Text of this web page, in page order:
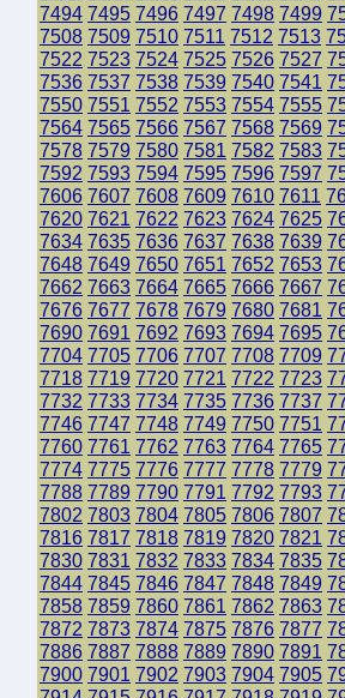
7494 7495 7496 7497 7498 7499
7508 7509 7510 7511 7512 7513
7522 7523 7524 7525 7526 7527
7536 7537 7538 7539 7540 7541
7550 7551 7552 7553 7554 7555
7564 7565 7566 7567 7568 7569
7578 7579 7580 7581 7582 7583
7592 7593 7594 7595 7596 7597
7606 7607 7608 7609 7610 7611
7620 7621 7622 7623 7624 7625
7634 7635 7636 7637 7638 7639
7648 7649 7650 7651 7652 7653
7662 7663 7664 7665 7666 7667
7676 7677 7678 7679 7680 7681
7690 7691 7692 7693 7694 7695
7704 7705 7706 7707 7708 7709
7718 7719 7720 7721 7722 7723
7732 7733 7734 7735 7736 7737
7746 7747 7748 7749 7750 7751
7760 7761 7762 7763 7764 7765
7774 7775 7776 7777 7778 7779
7788 7789 7790 7791 7792 7793
7802 7803 7804 7805 7806 7807
7816 7817 7818 7819 7820 7821
7830 7831 7832 7833 7834 7835
7844 7845 7846 7847 7848 7849
7858 7859 7860 7861 7862 7863
7872 7873 7874 7875 7876 7877
7886 7887 7888 7889 7890 7891
7900 7901 7902 7903 7904 7905